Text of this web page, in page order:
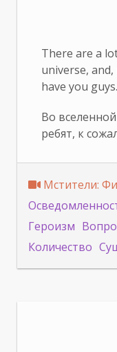
There are a
universe,
have you guys.
Во
ребят, к
Мстители:
Героизм
Количество